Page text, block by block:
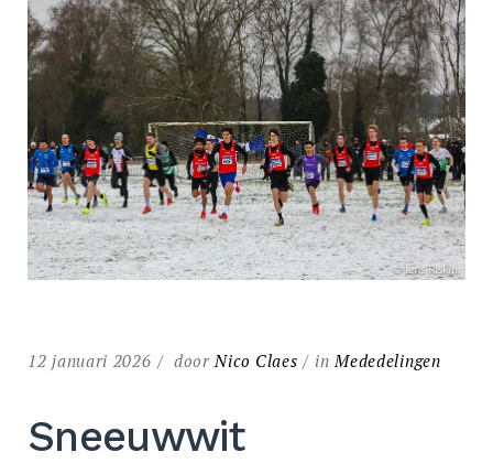
12 januari 2026 doorNico Claes inMededelingen
Sneeuwwit